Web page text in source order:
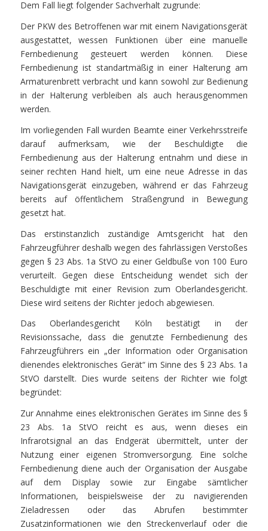
Dem Fall liegt folgender Sachverhalt zugrunde:
Der PKW des Betroffenen war mit einem Navigationsgerät
ausgestattet, wessen Funktionen über eine manuelle
Fernbedienung gesteuert werden können. Diese
Fernbedienung ist standartmäßig in einer Halterung am
Armaturenbrett verbracht und kann sowohl zur Bedienung
in der Halterung verbleiben als auch herausgenommen
werden.
Im vorliegenden Fall wurden Beamte einer Verkehrsstreife
darauf aufmerksam, wie der Beschuldigte die
Fernbedienung aus der Halterung entnahm und diese in
seiner rechten Hand hielt, um eine neue Adresse in das
Navigationsgerät einzugeben, während er das Fahrzeug
bereits auf öffentlichem Straßengrund in Bewegung
gesetzt hat.
Das erstinstanzlich zuständige Amtsgericht hat den
Fahrzeugführer deshalb wegen des fahrlässigen Verstoßes
gegen § 23 Abs. 1a StVO zu einer Geldbuße von 100 Euro
verurteilt. Gegen diese Entscheidung wendet sich der
Beschuldigte mit einer Revision zum Oberlandesgericht.
Diese wird seitens der Richter jedoch abgewiesen.
Das Oberlandesgericht Köln bestätigt in der
Revisionssache, dass die genutzte Fernbedienung des
Fahrzeugführers ein „der Information oder Organisation
dienendes elektronisches Gerät“ im Sinne des § 23 Abs. 1a
StVO darstellt. Dies wurde seitens der Richter wie folgt
begründet:
Zur Annahme eines elektronischen Gerätes im Sinne des §
23 Abs. 1a StVO reicht es aus, wenn dieses ein
Infrarotsignal an das Endgerät übermittelt, unter der
Nutzung einer eigenen Stromversorgung. Eine solche
Fernbedienung diene auch der Organisation der Ausgabe
auf dem Display sowie zur Eingabe sämtlicher
Informationen, beispielsweise der zu navigierenden
Zieladressen oder das Abrufen bestimmter
Zusatzinformationen wie den Streckenverlauf oder die